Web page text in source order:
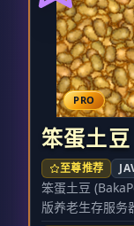
PRO
笨蛋土豆
至尊推荐
笨蛋土豆
版养老生存服务